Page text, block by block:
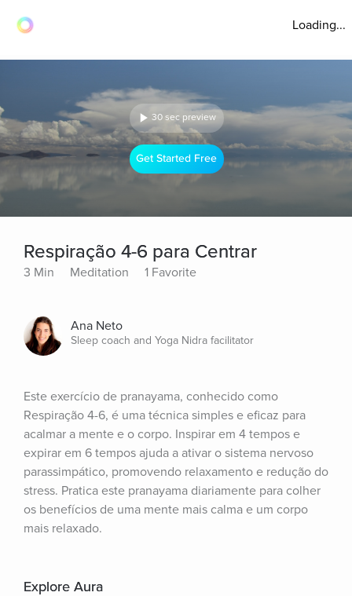
Loading...
30 sec preview
Get Started Free
Respiração 4-6 para Centrar
3 Min Meditation 1 Favorite
Ana Neto
Sleep coach and Yoga Nidra facilitator
Este exercício de pranayama, conhecido como
Respiração 4-6, é uma técnica simples e eficaz para
acalmar a mente e o corpo. Inspirar em 4 tempos e
expirar em 6 tempos ajuda a ativar o sistema nervoso
parassimpático, promovendo relaxamento e redução do
stress. Pratica este pranayama diariamente para colher
os benefícios de uma mente mais calma e um corpo
mais relaxado.
Explore Aura